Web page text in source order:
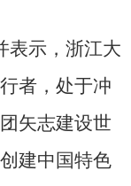
表示，浙江大
者，处于冲
矢志建设世
建中国特色